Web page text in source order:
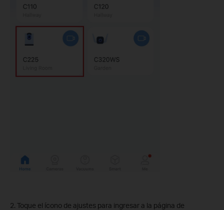
2. Toque el ícono de ajustes para ingresar a la página de